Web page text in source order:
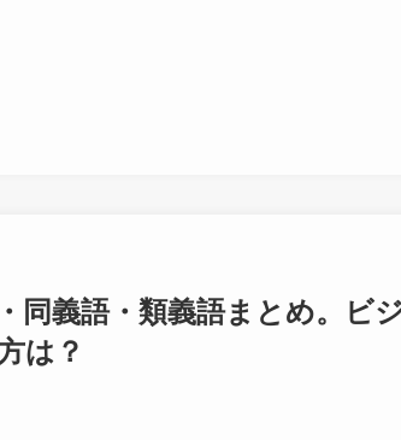
同義語・類義語まとめ。ビ
は？